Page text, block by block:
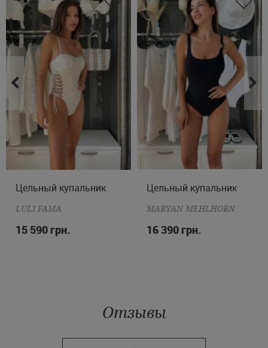
S M L
Цельный купальник
LULI FAMA
15 590 грн.
M L XL 2XL
Цельный купальник
MARYAN MEHLHORN
16 390 грн.
Отзывы